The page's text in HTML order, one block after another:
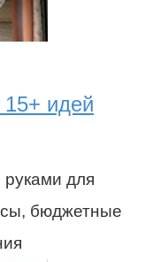
идей
для
бюджетные